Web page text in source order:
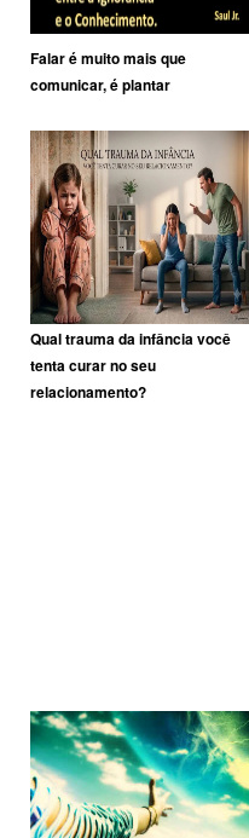
Falar é muito mais que
comunicar, é plantar
Qual trauma da infância você
tenta curar no seu
relacionamento?